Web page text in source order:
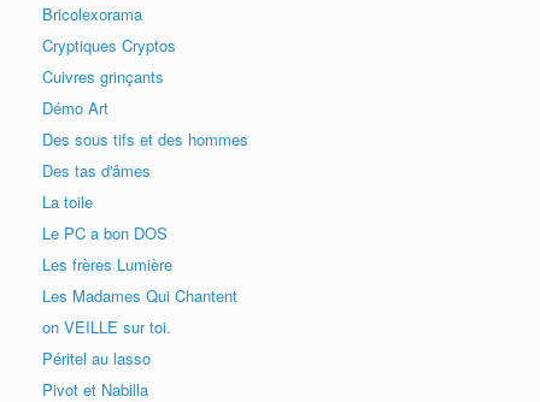
Bricolexorama
Cryptiques Cryptos
Cuivres grinçants
Démo Art
Des sous tifs et des hommes
Des tas d'âmes
La toile
Le PC a bon DOS
Les frères Lumière
Les Madames Qui Chantent
on VEILLE sur toi.
Péritel au lasso
Pivot et Nabilla